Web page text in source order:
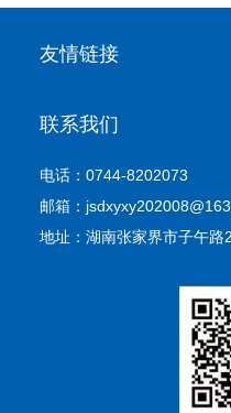
友情链接
联系我们
电话：0744-8202073
邮箱：
地址：湖南张家界市子午路